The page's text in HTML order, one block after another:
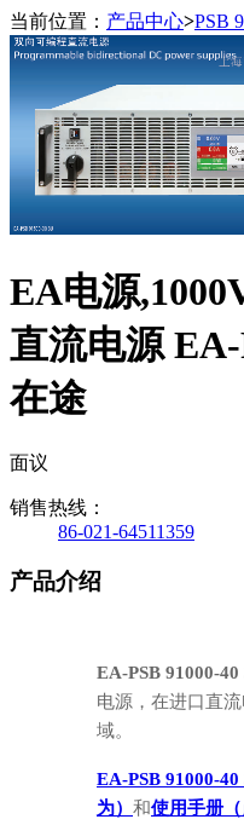
当前位置： 产品中心>PSB
EA电源
直流电源 EA-
在途
面议
销售热线：
86-021-64511359
产品介绍
EA-PSB 91000-40
电源，在进口直
域。
EA-PSB 91000-
为） 和使用手册（